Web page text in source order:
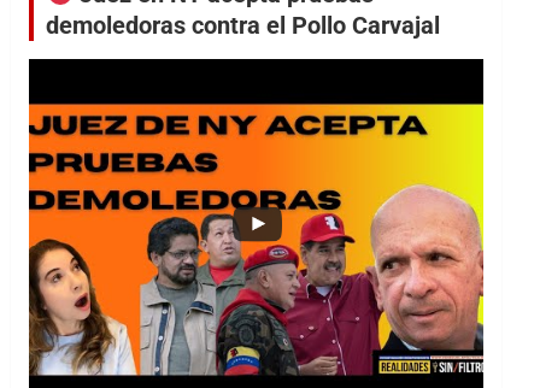
demoledoras contra el Pollo Carvajal